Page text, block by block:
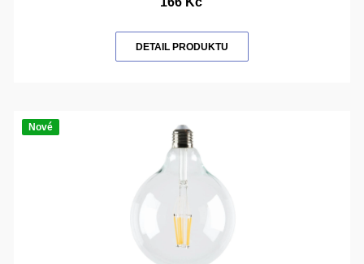
DETAIL PRODUKTU
Nové